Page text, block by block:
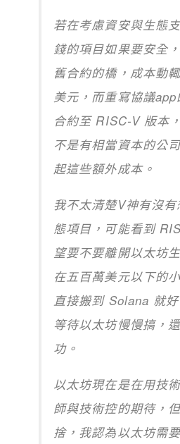
若在考慮資安與生態
錢的項目如果要安全
舊合約的橋，成本動
美元，而重寫協議
合約至 RISC-V 版本
不是有相當資本的公
起這些額外成本。
我不太清楚V神有沒
態項目，可能看到
望要不要離開以太坊
在五百萬美元以下的
直接搬到 Solana 就
等待以太坊慢慢搞，
功。
以太坊現在是在用技
師與技術控的期待，
捨，我認為以太坊需